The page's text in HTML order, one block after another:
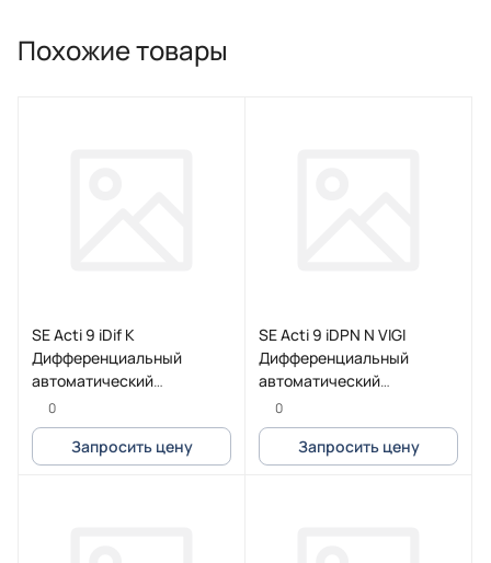
Похожие товары
SE Acti 9 iDif K
Дифференциальный
автоматический
выключатель 6КА 16A C
30МA A
0
Запросить цену
SE Acti 9 iDPN N VIGI
Дифференциальный
автоматический
выключатель 6KA 40A C
30MA A
0
Запросить цену